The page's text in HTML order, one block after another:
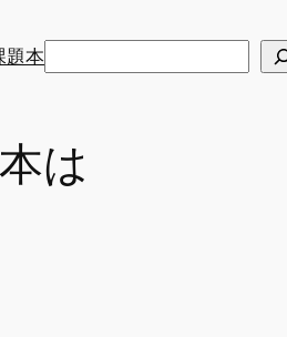
題本
は